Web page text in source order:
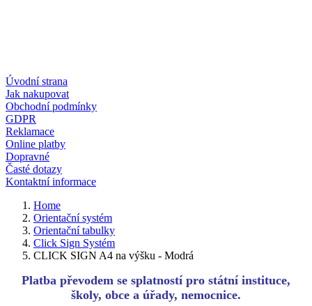
Úvodní strana
Jak nakupovat
Obchodní podmínky
GDPR
Reklamace
Online platby
Dopravné
Časté dotazy
Kontaktní informace
Home
Orientační systém
Orientační tabulky
Click Sign Systém
CLICK SIGN A4 na výšku - Modrá
Platba převodem se splatností pro státní instituce,
školy, obce a úřady, nemocnice.